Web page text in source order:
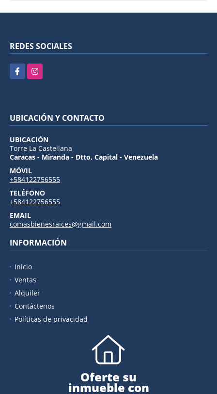
REDES SOCIALES
FacebookInstagram
UBICACIÓN Y CONTACTO
UBICACIÓN
Torre La Castellana
Caracas - Miranda - Dtto. Capital - Venezuela
MÓVIL
+584122756555
TELÉFONO
+584122756555
EMAIL
comasbienesraices@gmail.com
INFORMACIÓN
Inicio
Ventas
Alquiler
Contáctenos
Políticas de privacidad
Oferte su
inmueble con